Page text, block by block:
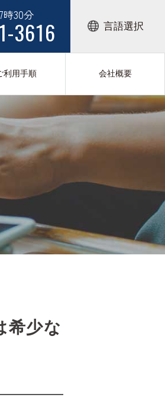
時30分
3616 言語選択
利用手順 会社概要
希少な